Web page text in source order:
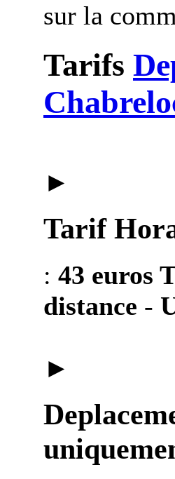
sur la
Tarifs
►
Tarif
: 43 euros
distance -
►